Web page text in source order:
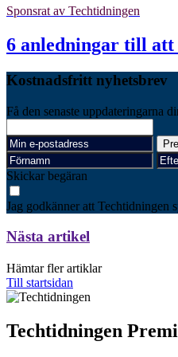
Sponsrat av Techtidningen
6 anledningar till att
Kostnadsfritt nyhetsbrev
Få den senaste uppdateringarna
Skickar begäran
Jag godkänner att Techtidningen
Nästa artikel
Hämtar fler artiklar
Till startsidan
Techtidningen